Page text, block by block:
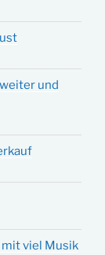
und
mit viel Musik